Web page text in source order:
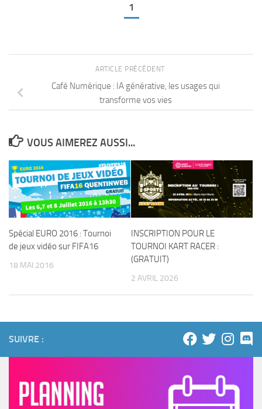
1
ARTICLE PRÉCÉDENT
Café Numérique : IA générative, les usages qui
transforme vos vies
VOUS AIMEREZ AUSSI...
Spécial EURO 2016 : Tournoi
de jeux vidéo sur FIFA16
18 MAI 2016
INSCRIPTION POUR LE
TOURNOI KART RACER :
(GRATUIT)
2 AVRIL 2026
SUIVRE :